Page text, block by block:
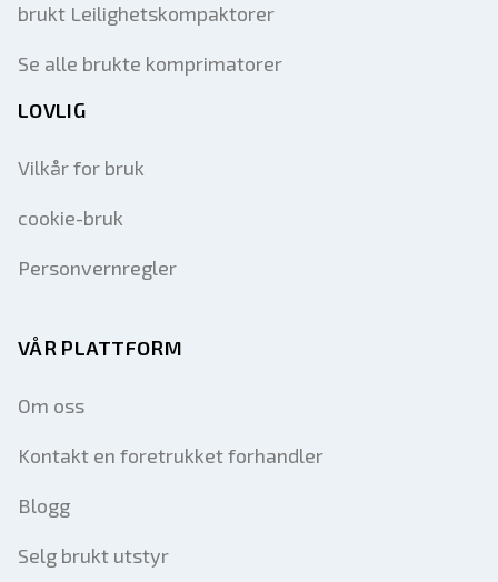
brukt Leilighetskompaktorer
Se alle brukte komprimatorer
LOVLIG
Vilkår for bruk
cookie-bruk
Personvernregler
VÅR PLATTFORM
Om oss
Kontakt en foretrukket forhandler
Blogg
Selg brukt utstyr